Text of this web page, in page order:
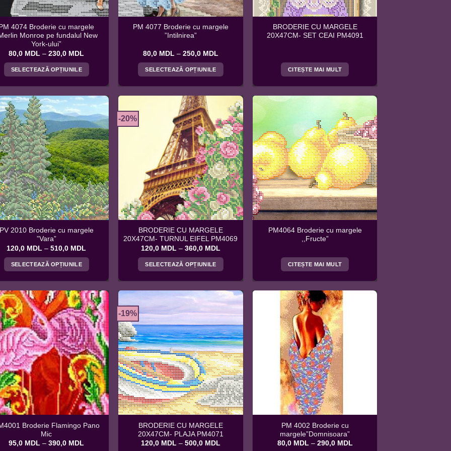
produsului. produsului. produsului.
4074 Broderie cu margele
Monroe pe fundalul New
York-ului”
80,0 MDL – 230,0 MDL
prețuri:
până
la
SELECTEAZĂ OPȚIUNILE
are
mai
multe
variații.
Opțiunile
pot
fi
alese
în
pagina
produsului.
PM 4077 Broderie cu margele
”Intilnirea”
80,0 MDL – 250,0 MDL
prețuri:
până
la
SELECTEAZĂ OPȚIUNILE
are
mai
multe
variații.
Opțiunile
pot
fi
alese
în
pagina
produsului.
BRODERIE CU MARGELE
20X47CM- SET CEAI PM4091
CITEȘTE MAI MULT
2010 Broderie cu margele
”Vara”
120,0 MDL – 510,0 MDL
prețuri:
la
SELECTEAZĂ OPȚIUNILE
are
mai
multe
variații.
Opțiunile
pot
alese
în
pagina
produsului.
-20%
BRODERIE CU MARGELE
20X47CM- TURNUL EIFEL PM4069
120,0 MDL – 360,0 MDL
prețuri:
la
SELECTEAZĂ OPȚIUNILE
are
variații.
Opțiunile
pot
fi
alese
în
pagina
produsului.
PM4064 Broderie cu margele
,,Fructe”
CITEȘTE MAI MULT
Broderie Flamingo Pano
Mic
95,0 MDL – 390,0 MDL
-19%
BRODERIE CU MARGELE
20X47CM- PLAJA PM4071
120,0 MDL – 500,0 MDL
PM 4002 Broderie cu
margele”Domnisoara”
80,0 MDL – 290,0 MDL